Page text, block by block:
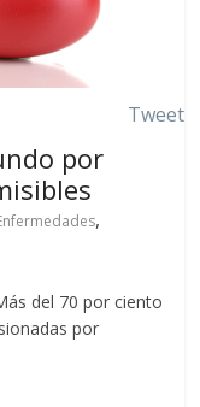
Tweet
por
,
del 70 por ciento
por